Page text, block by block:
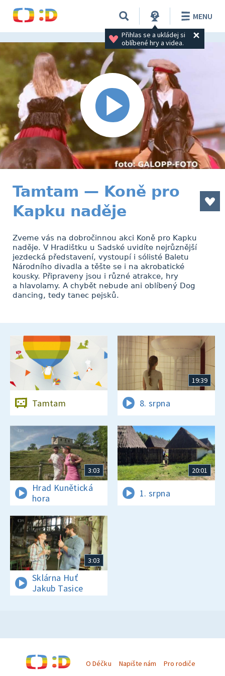
Přihlas se a ukládej si
oblíbené hry a videa.
MENU
Tamtam — Koně pro
Kapku naděje
Zveme vás na dobročinnou akci Koně pro Kapku
naděje. V Hradištku u Sadské uvidíte nejrůznější
jezdecká představení, vystoupí i sólisté Baletu
Národního divadla a těšte se i na akrobatické
kousky. Připraveny jsou i různé atrakce, hry
a hlavolamy. A chybět nebude ani oblíbený Dog
dancing, tedy tanec pejsků.
Tamtam
19:39
8. srpna
3:03
Hrad Kunětická
hora
20:01
1. srpna
3:03
Sklárna Huť
Jakub Tasice
O Déčku Napište nám Pro rodiče